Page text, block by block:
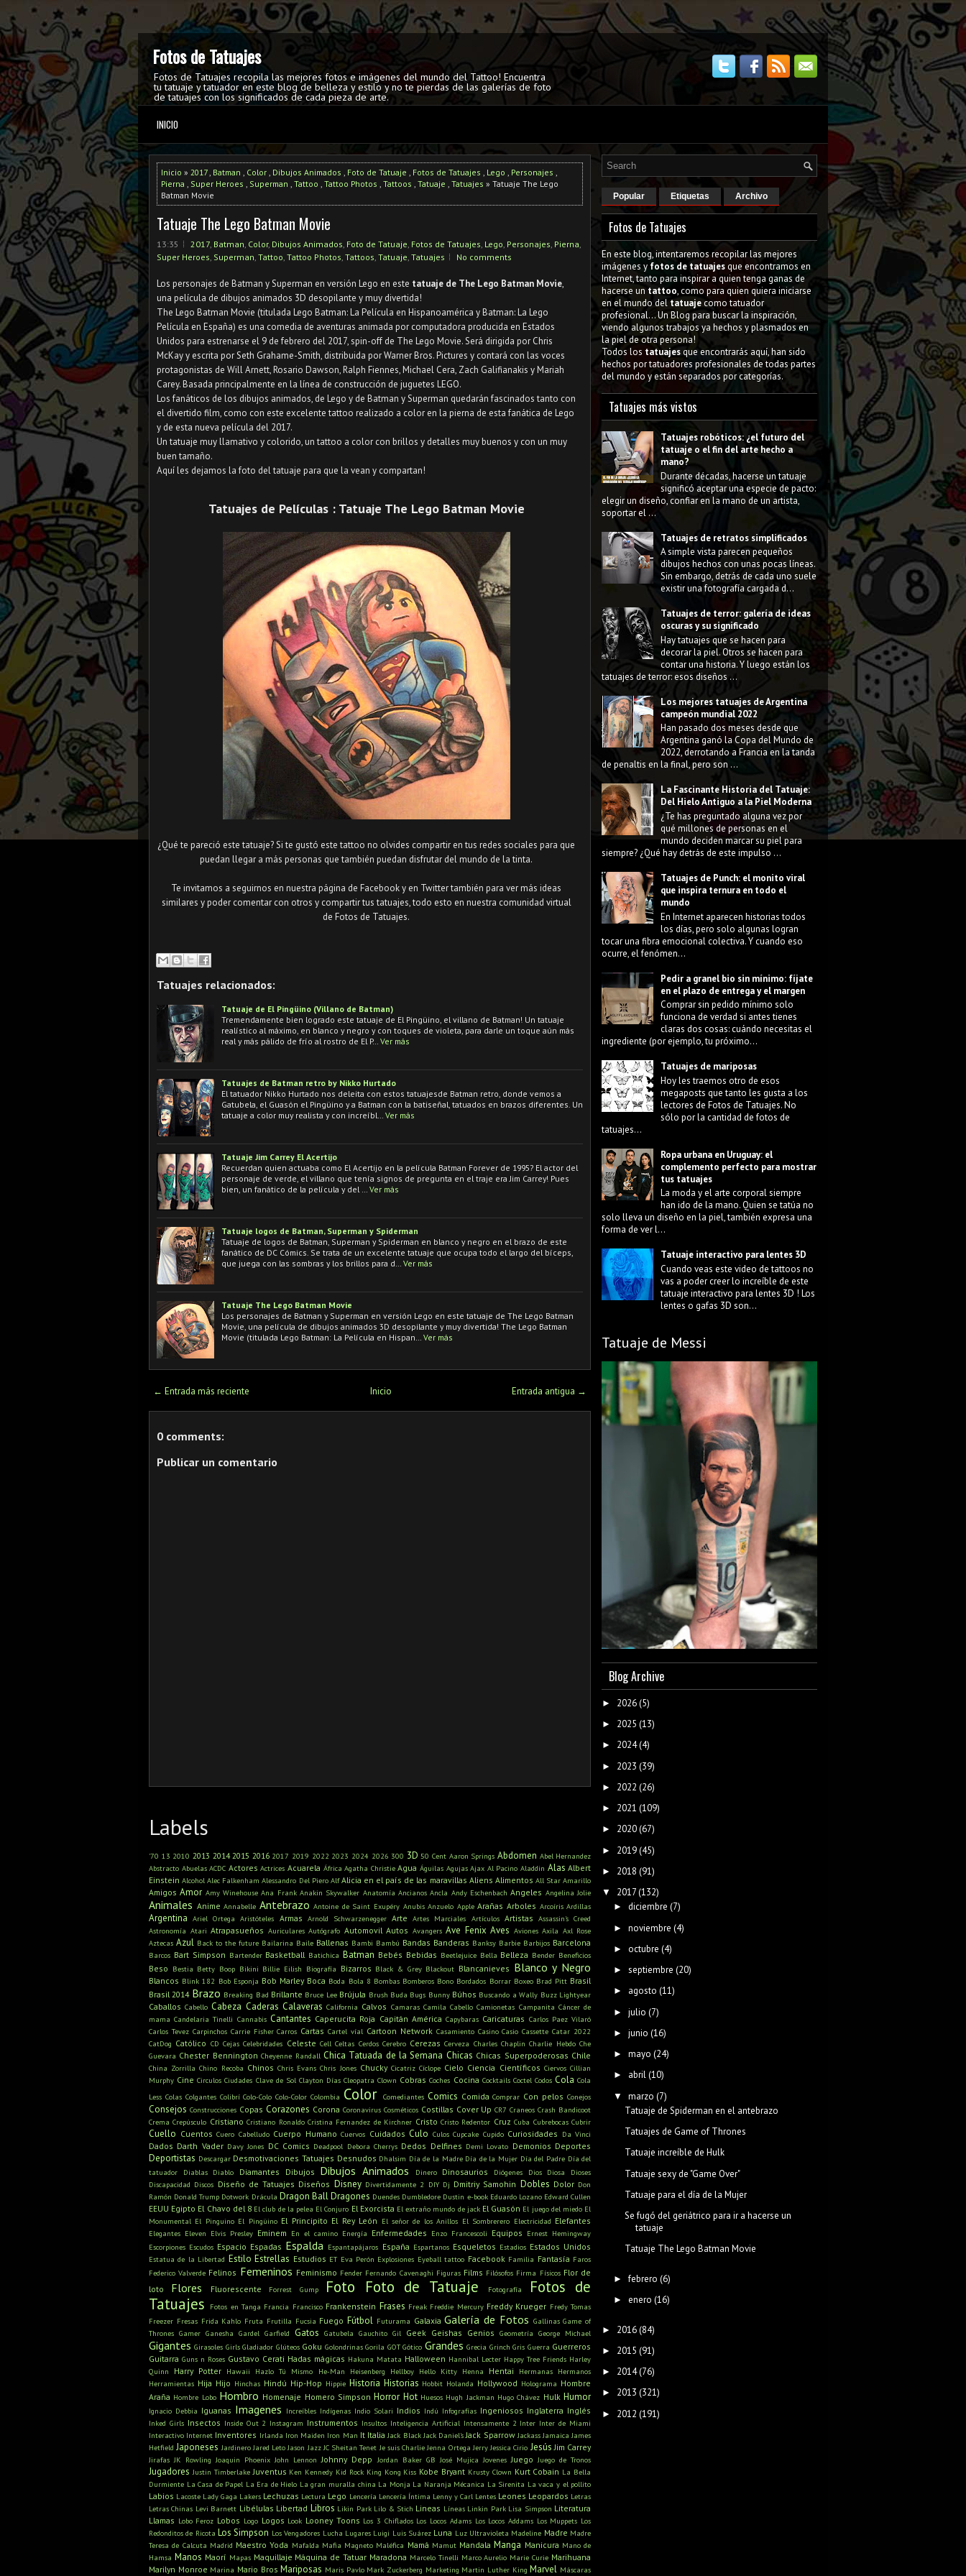
Fotos de Tatuajes
Fotos de Tatuajes recopila las mejores fotos e imágenes del mundo del Tattoo! Encuentra
tu tatuaje y tatuador en este blog de belleza y estilo y no te pierdas de las galerías de foto
de tatuajes con los significados de cada pieza de arte.
INICIO
Inicio » 2017, Batman , Color , Dibujos Animados , Foto de Tatuaje , Fotos de Tatuajes , Lego , Personajes ,
Pierna , Super Heroes , Superman , Tattoo , Tattoo Photos , Tattoos , Tatuaje , Tatuajes » Tatuaje The Lego
Batman Movie
Tatuaje The Lego Batman Movie
13:35 2017, Batman, Color, Dibujos Animados, Foto de Tatuaje, Fotos de Tatuajes, Lego, Personajes, Pierna,
Super Heroes, Superman, Tattoo, Tattoo Photos, Tattoos, Tatuaje, Tatuajes No comments
Los personajes de Batman y Superman en versión Lego en este tatuaje de The Lego Batman Movie,
una película de dibujos animados 3D desopilante y muy divertida!
The Lego Batman Movie (titulada Lego Batman: La Película en Hispanoamérica y Batman: La Lego
Película en España) es una comedia de aventuras animada por computadora producida en Estados
Unidos para estrenarse el 9 de febrero del 2017, spin-off de The Lego Movie. Será dirigida por Chris
McKay y escrita por Seth Grahame-Smith, distribuida por Warner Bros. Pictures y contará con las voces
protagonistas de Will Arnett, Rosario Dawson, Ralph Fiennes, Michael Cera, Zach Galifianakis y Mariah
Carey. Basada principalmente en la línea de construcción de juguetes LEGO.
Los fanáticos de los dibujos animados, de Lego y de Batman y Superman quedarán fascinados tanto con
el divertido film, como con este excelente tattoo realizado a color en la pierna de esta fanática de Lego
y de esta nueva película del 2017.
Un tatuaje muy llamativo y colorido, un tattoo a color con brillos y detalles muy buenos y con un muy
buen tamaño.
Aquí les dejamos la foto del tatuaje para que la vean y compartan!
Tatuajes de Películas : Tatuaje The Lego Batman Movie
¿Qué te pareció este tatuaje? Si te gustó este tattoo no olvides compartir en tus redes sociales para que
puedan llegar a más personas que también puedan disfrutar del mundo de la tinta.
Te invitamos a seguirnos en nuestra página de Facebook y en Twitter también para ver más ideas
similares y poder comentar con otros y compartir tus tatuajes, todo esto en nuestra comunidad virtual
de Fotos de Tatuajes.
Tatuajes relacionados:
Tatuaje de El Pingüino (Villano de Batman)
Tremendamente bien logrado este tatuaje de El Pingüino, el villano de Batman! Un tatuaje
realístico al máximo, en blanco y negro y con toques de violeta, para darle un toque aún más
real y más pálido de frío al rostro de El P… Ver más
Tatuajes de Batman retro by Nikko Hurtado
El tatuador Nikko Hurtado nos deleita con estos tatuajesde Batman retro, donde vemos a
Gatubela, el Guasón el Pingüino y a Batman con la batiseñal, tatuados en brazos diferentes. Un
tatuaje a color muy realista y con increíbl…
Ver más
Tatuaje Jim Carrey El Acertijo
Recuerdan quien actuaba como El Acertijo en la película Batman Forever de 1995? El actor del
personaje de verde, el villano que tenía signos de pregunta en el traje era Jim Carrey! Pues
bien, un fanático de la película y del …
Ver más
Tatuaje logos de Batman, Superman y Spiderman
Tatuaje de logos de Batman, Superman y Spiderman en blanco y negro en el brazo de este
fanático de DC Cómics. Se trata de un excelente tatuaje que ocupa todo el largo del bíceps,
que juega con las sombras y los brillos para d…
Ver más
Tatuaje The Lego Batman Movie
Los personajes de Batman y Superman en versión Lego en este tatuaje de The Lego Batman
Movie, una película de dibujos animados 3D desopilante y muy divertida! The Lego Batman
Movie (titulada Lego Batman: La Película en Hispan…
Ver más
← Entrada más reciente Entrada antigua →
Inicio
0 comments:
Publicar un comentario
Labels
'70 13 2010 2013 2014 2015 2016 2017 2019 2022 2023 2024 2026 300 3D 50 Cent Aaron Springs Abdomen Abel Hernandez
Abstracto Abuelas ACDC Actores Actrices Acuarela África Agatha Christie Agua Águilas Agujas Ajax Al Pacino Aladdin Alas Albert
Einstein Alcohol Alec Falkenham Alessandro Del Piero Alf Alicia en el país de las maravillas Aliens Alimentos All Star Amarillo
Amigos Amor Amy Winehouse Ana Frank Anakin Skywalker Anatomía Ancianos Ancla Andy Eschenbach Angeles Angelina Jolie
Animales Anime Annabelle Antebrazo Antoine de Saint Exupéry Anubis Anzuelo Apple Arañas Arboles Arcoíris Ardillas
Argentina Ariel Ortega Aristóteles Armas Arnold Schwarzenegger Arte Artes Marciales Artículos Artistas Assassin's Creed
Astronomía Atari Atrapasueños Auriculares Autógrafo Automovil Autos Avangers Ave Fenix Aves Aviones Axila Axl Rose
Aztecas Azul Back to the future Bailarina Baile Ballenas Bambi Bambú Bandas Banderas Banksy Barbie Barbijos Barcelona
Barcos Bart Simpson Bartender Basketball Batichica Batman Bebés Bebidas Beetlejuice Bella Belleza Bender Beneficios
Beso Bestia Betty Boop Bikini Billie Eilish Biografía Bizarros Black & Grey Blackout Blancanieves Blanco y Negro
Blancos Blink 182 Bob Esponja Bob Marley Boca Boda Bola 8 Bombas Bomberos Bono Bordados Borrar Boxeo Brad Pitt Brasil
Brasil 2014 Brazo Breaking Bad Brillante Bruce Lee Brújula Brush Buda Bugs Bunny Búhos Buscando a Wally Buzz Lightyear
Caballos Cabello Cabeza Caderas Calaveras California Calvos Camaras Camila Cabello Camionetas Campanita Cáncer de
mama Candelaria Tinelli Cannabis Cantantes Caperucita Roja Capitán América Capybaras Caricaturas Carlos Paez Vilaró
Carlos Tevez Carpinchos Carrie Fisher Carros Cartas Cartel víal Cartoon Network Casamiento Casino Casio Cassette Catar 2022
CatDog Católico CD Cejas Celebridades Celeste Cell Celtas Cerdos Cerebro Cerezas Cerveza Charles Chaplin Charlie Hebdo Che
Guevara Chester Bennington Cheyenne Randall Chica Tatuada de la Semana Chicas Chicas Superpoderosas Chile
China Zorrilla Chino Recoba Chinos Chris Evans Chris Jones Chucky Cicatriz Cíclope Cielo Ciencia Científicos Ciervos Cillian
Murphy Cine Circulos Ciudades Clave de Sol Clayton Días Cleopatra Clown Cobras Coches Cocina Cocktails Coctel Codos Cola Cola
Less Colas Colgantes Colibrí Colo-Colo Colo-Color Colombia Color Comediantes Comics Comida Comprar Con pelos Conejos
Consejos Construcciones Copas Corazones Corona Coronavirus Cosméticos Costillas Cover Up CR7 Craneos Crash Bandicoot
Crema Crepúsculo Cristiano Cristiano Ronaldo Cristina Fernandez de Kirchner Cristo Cristo Redentor Cruz Cuba Cubrebocas Cubrir
Cuello Cuentos Cuero Cabelludo Cuerpo Humano Cuervos Cuidados Culo Culos Cupcake Cupido Curiosidades Da Vinci
Dados Darth Vader Davy Jones DC Comics Deadpool Debora Cherrys Dedos Delfines Demi Lovato Demonios Deportes
Deportistas Descargar Desmotivaciones Tatuajes Desnudos Dhalsim Día de la Madre Día de la Mujer Día del Padre Día del
tatuador
Diablas Diablo Diamantes Dibujos Dibujos Animados Dinero Dinosaurios Diógenes Dios Diosa
Dioses
Discapacidad Discos Diseño de Tatuajes Diseños Disney Divertidamente 2 DIY Dj Dmitriy Samohin Dobles Dolor Don
Ramón Donald Trump Dotwork Drácula Dragon BallDragones Duendes Dumbledore Dustin e-book Eduardo Lozano Edward Cullen
EEUU Egipto El Chavo del 8 El club de la pelea El Conjuro El Exorcista El extraño mundo de jack El Guasón El juego del miedo El
Monumental El Pinguino El Pingüino El Principito El Rey León El señor de los Anillos El Sombrerero Electricidad Elefantes
Elegantes Eleven Elvis Presley Eminem En el camino Energía Enfermedades Enzo Francescoli Equipos Ernest Hemingway
Escorpiones Escudos Espacio Espadas Espalda Espantapájaros España Espartanos Esqueletos Estadios Estados Unidos
Estatua de la Libertad Estilo Estrellas Estudios ET Eva Perón Explosiones Eyeball tattoo Facebook Familia Fantasía Faros
Federico Valverde Felinos Femeninos Feminismo Fender Fernando Cavenaghi Figuras Films Filósofos Firma Físicos Flor de
loto
Flores Fluorescente Forrest Gump Foto Foto de Tatuaje Fotografía
Fotos de
Tatuajes
Fotos en Tanga Francia Francisco Frankenstein Frases Freak Freddie Mercury Freddy Krueger Fredy Tomas
Freezer Fresas Frida Kahlo Fruta Frutilla Fucsia Fuego Fútbol Futurama Galaxia Galería de Fotos Gallinas Game of
Thrones Gamer Ganesha Gardel Garfield Gatos Gatubela Gauchito Gil Geek Geishas Genios Geometría George Michael
Gigantes Girasoles Girls Gladiador Glúteos Goku Golondrinas Gorila GOT Gótico Grandes Grecia Grinch Gris Guerra Guerreros
Guitarra Guns n Roses Gustavo Cerati Hadas mágicas Hakuna Matata Halloween Hannibal Lecter Happy Tree Friends Harley
Quinn
Harry Potter Hawaii Hazlo Tú Mismo He-Man Heisenberg Hellboy Hello Kitty Henna Hentai Hermanas Hermanos
Herramientas Hija Hijo Hinchas Hindú Hip-Hop Hippie Historia Historias Hobbit Holanda Hollywood Holograma Hombre
Araña Hombre Lobo Hombro Homenaje Homero Simpson Horror Hot Huesos Hugh Jackman Hugo Chávez Hulk Humor
Ignacio Debbia Iguanas Imagenes Increíbles Indígenas Indio Solari Indios Indú Infografías Ingeniosos Inglaterra Inglés
Inked Girls Insectos Inside Out 2 Instagram Instrumentos Insultos Inteligencia Artificial Intensamente 2 Inter Inter de Miami
Interactivo Internet Inventores Irlanda Iron Maiden Iron Man It Italia Jack Black Jack Daniel's Jack Sparrow Jackass Jamaica James
Hetfield Japoneses Jardinero Jared Leto Jason Jazz JC Sheitan Tenet Je suis Charlie Jenna Ortega Jerry Jessica Cirio Jesús Jim Carrey
Jirafas JK Rowling Joaquin Phoenix John Lennon Johnny Depp Jordan Baker GB José Mujica Jovenes Juego Juego de Tronos
Jugadores Justin Timberlake Juventus Ken Kennedy Kid Rock King Kong Kiss Kobe Bryant Krusty Clown Kurt Cobain La Bella
Durmiente La Casa de Papel La Era de Hielo La gran muralla china La Monja La Naranja Mécanica La Sirenita La vaca y el pollito
Labios Lacoste Lady Gaga Lakers Lechuzas Lectura Lego Lencería Lencería Íntima Lenny y Carl Lentes Leones Leopardos Letras
Letras Chinas Levi Barnett Libélulas Libertad Libros Likin Park Lilo & Stich Lineas Líneas Linkin Park Lisa Simpson Literatura
Llamas Lobo Feroz Lobos Logo Logos Look Looney Toons Los 3 Chiflados Los Locos Adams Los Locos Addams Los Muppets Los
Redonditos de Ricota Los Simpson Los Vengadores Lucha Lugares Luigi Luis Suárez Luna Luz Ultravioleta Madeline Madre Madre
Teresa de Calcuta Madrid Maestro Yoda Mafalda Mafia Magneto Maléfica Mamá Mamut Mandala Manga Manicura Mano de
Hamsa Manos Maorí Mapas Maquillaje Máquina de Tatuar Maradona Marcelo Tinelli Marco Aurelio Marie Curie Marihuana
Marilyn Monroe Marina Mario Bros Mariposas Maris Pavlo Mark Zuckerberg Marketing Martin Luther King Marvel Máscaras
Popular Etiquetas Archivo
Fotos de Tatuajes
En este blog, intentaremos recopilar las mejores
imágenes y fotos de tatuajesque encontramos en
Internet, tanto para inspirar a quien tenga ganas de
hacerse un tattoo, como para quien quiera iniciarse
en el mundo del tatuajecomo tatuador
profesional... Un Blog para buscar la inspiración,
viendo algunos trabajos ya hechos y plasmados en
la piel de otra persona!
Todos los tatuajesque encontrarás aquí, han sido
hechos por tatuadores profesionales de todas partes
del mundo y están separados por categorías.
Tatuajes más vistos
Tatuajes robóticos: ¿el futuro del
tatuaje o el fin del arte hecho a
mano?
Durante décadas, hacerse un tatuaje
significó aceptar una especie de pacto:
elegir un diseño, confiar en la mano de un artista,
soportar el ...
Tatuajes de retratos simplificados
A simple vista parecen pequeños
dibujos hechos con unas pocas líneas.
Sin embargo, detrás de cada uno suele
existir una fotografía cargada d...
Tatuajes de terror: galería de ideas
oscuras y su significado
Hay tatuajes que se hacen para
decorar la piel. Otros se hacen para
contar una historia. Y luego están los
tatuajes de terror: esos diseños ...
Los mejores tatuajes de Argentina
campeón mundial 2022
Han pasado dos meses desde que
Argentina ganó la Copa del Mundo de
2022, derrotando a Francia en la tanda
de penaltis en la final, pero son ...
La Fascinante Historia del Tatuaje:
Del Hielo Antiguo a la Piel Moderna
¿Te has preguntado alguna vez por
qué millones de personas en el
mundo deciden marcar su piel para
siempre? ¿Qué hay detrás de este impulso ...
Tatuajes de Punch: el monito viral
que inspira ternura en todo el
mundo
En Internet aparecen historias todos
los días, pero solo algunas logran
tocar una fibra emocional colectiva. Y cuando eso
ocurre, el fenómen...
Pedir a granel bio sin mínimo: fíjate
en el plazo de entrega y el margen
Comprar sin pedido mínimo solo
funciona de verdad si antes tienes
claras dos cosas: cuándo necesitas el
ingrediente (por ejemplo, tu próximo...
Tatuajes de mariposas
Hoy les traemos otro de esos
megaposts que tanto les gusta a los
lectores de Fotos de Tatuajes. No
sólo por la cantidad de fotos de
tatuajes...
Ropa urbana en Uruguay: el
complemento perfecto para mostrar
tus tatuajes
La moda y el arte corporal siempre
han ido de la mano. Quien se tatúa no
solo lleva un diseño en la piel, también expresa una
forma de ver l...
Tatuaje interactivo para lentes 3D
Cuando veas este video de tattoos no
vas a poder creer lo increíble de este
tatuaje interactivo para lentes 3D ! Los
lentes o gafas 3D son...
Tatuaje de Messi
Blog Archive
► 2026(5)
► 2025 (13)
► 2024(4)
► 2023 (39)
► 2022 (26)
► 2021 (109)
► 2020(67)
► 2019(45)
► 2018 (91)
▼ 2017(132)
► diciembre (7)
► noviembre (4)
► octubre (4)
► septiembre (20)
► agosto (11)
► julio (7)
► junio (16)
► mayo (24)
► abril (10)
▼ marzo (7)
Tatuaje de Spiderman en el antebrazo
Tatuajes de Game of Thrones
Tatuaje increíble de Hulk
Tatuaje sexy de "Game Over"
Tatuaje para el día de la Mujer
Se fugó del geriátrico para ir a hacerse un
tatuaje
Tatuaje The Lego Batman Movie
►febrero (6)
► enero (16)
► 2016(84)
► 2015 (91)
► 2014(76)
► 2013 (321)
► 2012 (191)